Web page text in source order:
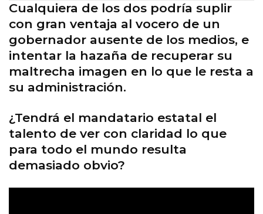
Cualquiera de los dos podría suplir
con gran ventaja al vocero de un
gobernador ausente de los medios, e
intentar la hazaña de recuperar su
maltrecha imagen en lo que le resta a
su administración.
¿Tendrá el mandatario estatal el
talento de ver con claridad lo que
para todo el mundo resulta
demasiado obvio?